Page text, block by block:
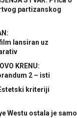
partizanskog
lansiran uz
KRENU:
2 – isti
Estetski kriteriji
Westu ostala je samo